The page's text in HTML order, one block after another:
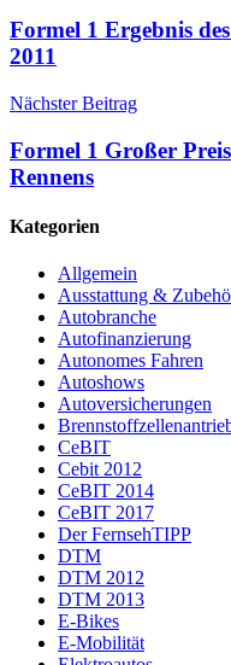
Formel 1 Ergebnis
2011
Nächster Beitrag
Formel 1 Großer
Rennens
Kategorien
Allgemein
Ausstattung &
Autobranche
Autofinanzierung
Autonomes Fahren
Autoshows
Autoversicherungen
CeBIT
Cebit 2012
CeBIT 2014
CeBIT 2017
Der FernsehTIPP
DTM
DTM 2012
DTM 2013
E-Bikes
E-Mobilität